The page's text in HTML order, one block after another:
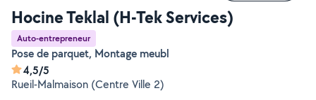
Hocine Teklal (H-Tek Services)
Auto-entrepreneur
Pose de parquet, Montage meubl
4,5/5
Rueil-Malmaison (Centre Ville 2)